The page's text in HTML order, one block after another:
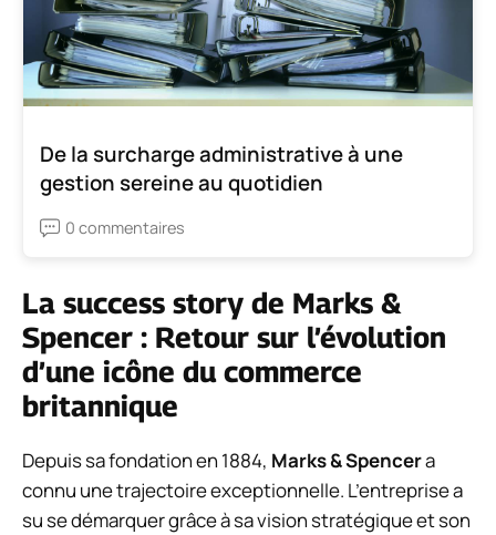
De la surcharge administrative à une
gestion sereine au quotidien
0 commentaires
La success story de Marks &
Spencer : Retour sur l’évolution
d’une icône du commerce
britannique
Depuis sa fondation en 1884, Marks & Spencera
connu une trajectoire exceptionnelle. L’entreprise a
su se démarquer grâce à sa vision stratégique et son